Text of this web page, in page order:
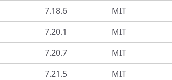
7.18.6 MIT
7.20.1 MIT
7.20.7 MIT
7.21.5 MIT